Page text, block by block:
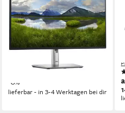
FHD IPS TFT-Monitor
1920 x 1080 px, Full HD Auflösung
8 ms Reaktionszeit
100 Hz
Bildwiederholfrequenz
Produktdatenblatt
UVP
mtl. in 12 Raten
-8%
lieferbar - in 3-4 Werktagen bei dir